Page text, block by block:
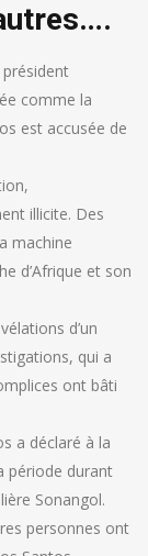
président
comme la
est accusée de
illicite. Des
machine
d’Afrique et son
d’un
qui a
ont bâti
a déclaré à la
période durant
Sonangol.
personnes ont